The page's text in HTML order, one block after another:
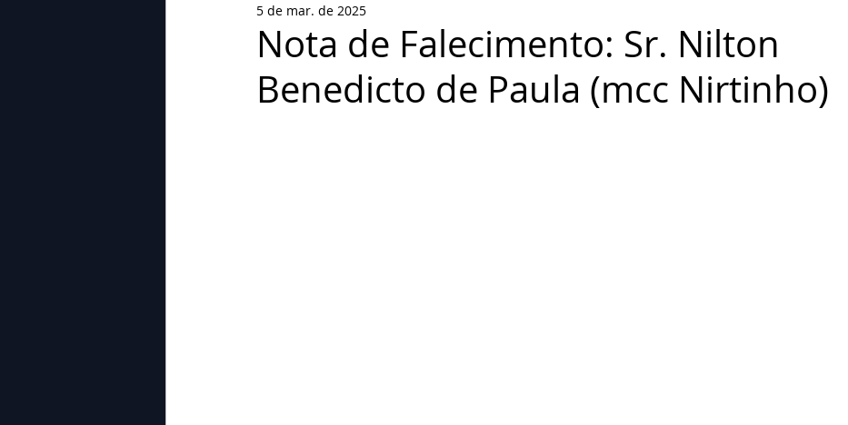
Geral Nova categoria
Nota de Falecimento: Sr. Nilton
Benedicto de Paula (mcc Nirtinho)
5 de mar. de 2025